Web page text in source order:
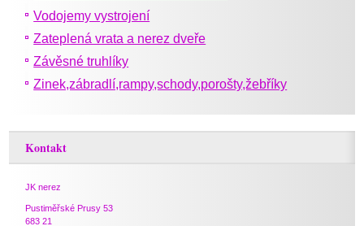
Vodojemy vystrojení
Zateplená vrata a nerez dveře
Závěsné truhlíky
Zinek,zábradlí,rampy,schody,porošty,žebříky
Kontakt
JK nerez
Pustiměřské Prusy 53
683 21